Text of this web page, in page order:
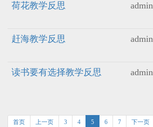
荷花教学反思 admin
赶海教学反思 admin
读书要有选择教学反思 admin
首页 上一页 3 4 5 6 7 下一页